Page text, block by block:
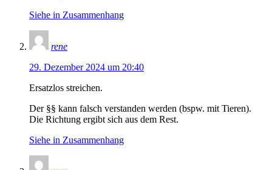
Siehe in Zusammenhang
rene
29. Dezember 2024 um 20:40
Ersatzlos streichen.
Der §§ kann falsch verstanden werden (bspw. mit Tieren).
Die Richtung ergibt sich aus dem Rest.
Siehe in Zusammenhang